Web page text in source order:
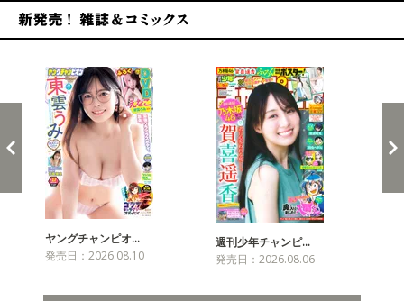
ヤングチャンピオ…
発売日：2026.08.10
週刊少年チャンピ…
発売日：2026.08.06